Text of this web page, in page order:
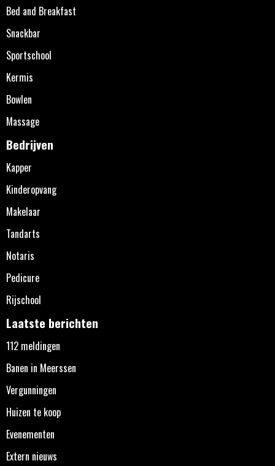
Bed and Breakfast
Snackbar
Sportschool
Kermis
Bowlen
Massage
Bedrijven
Kapper
Kinderopvang
Makelaar
Tandarts
Notaris
Pedicure
Rijschool
Laatste berichten
112 meldingen
Banen in Meerssen
Vergunningen
Huizen te koop
Evenementen
Extern nieuws